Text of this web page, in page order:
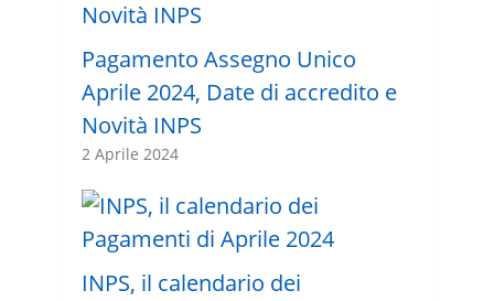
Pagamento Assegno Unico
Aprile 2024, Date di accredito e
Novità INPS
2 Aprile 2024
INPS, il calendario dei